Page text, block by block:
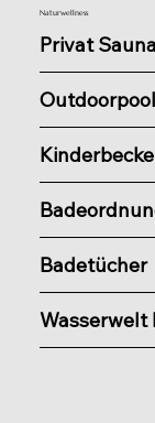
Naturwellness
Privat
Badetücher
Wasserwelt